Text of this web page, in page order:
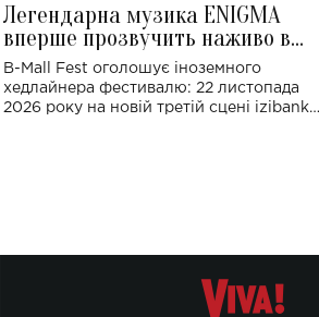
Легендарна музика ENIGMA
вперше прозвучить наживо в
Україні: де відбудеться концерт
B-Mall Fest оголошує іноземного
хедлайнера фестивалю: 22 листопада
2026 року на новій третій сцені izibank